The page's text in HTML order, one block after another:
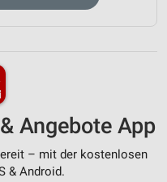
Angebote App
– mit der kostenlosen
& Android.